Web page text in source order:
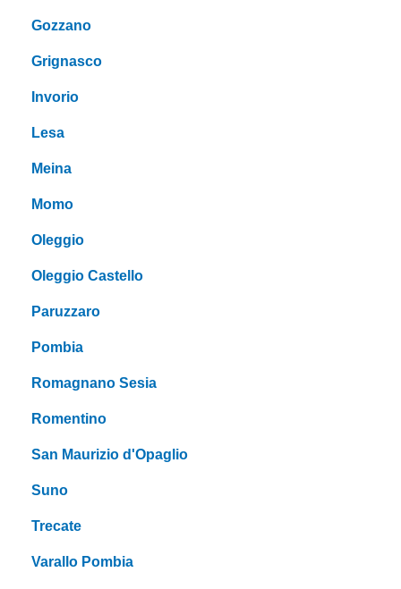
Gozzano
Grignasco
Invorio
Lesa
Meina
Momo
Oleggio
Oleggio Castello
Paruzzaro
Pombia
Romagnano Sesia
Romentino
San Maurizio d'Opaglio
Suno
Trecate
Varallo Pombia